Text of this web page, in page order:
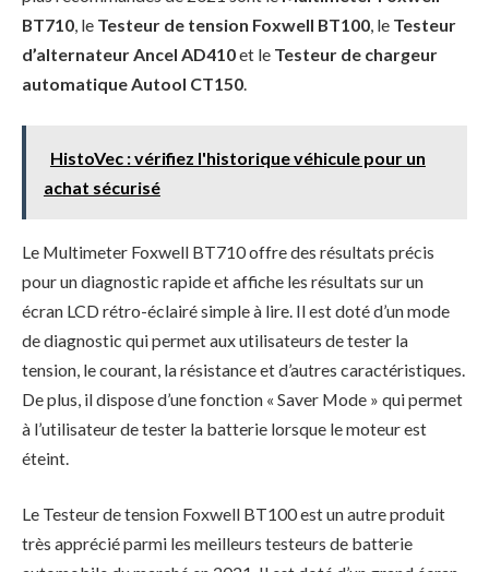
BT710, le Testeur de tension Foxwell BT100, le Testeur
d’alternateur Ancel AD410et le Testeur de chargeur
automatique Autool CT150.
HistoVec : vérifiez l'historique véhicule pour un
achat sécurisé
Le Multimeter Foxwell BT710 offre des résultats précis
pour un diagnostic rapide et affiche les résultats sur un
écran LCD rétro-éclairé simple à lire. Il est doté d’un mode
de diagnostic qui permet aux utilisateurs de tester la
tension, le courant, la résistance et d’autres caractéristiques.
De plus, il dispose d’une fonction « Saver Mode » qui permet
à l’utilisateur de tester la batterie lorsque le moteur est
éteint.
Le Testeur de tension Foxwell BT100 est un autre produit
très apprécié parmi les meilleurs testeurs de batterie